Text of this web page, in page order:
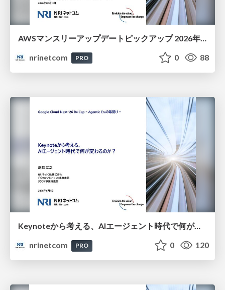
AWSマンスリーアップデートピックアップ 2026年5月分
nrinetcom
PRO 0 88
Keynoteから考える、AIエージェント時代で何が変わるのか？
nrinetcom
PRO 0 120